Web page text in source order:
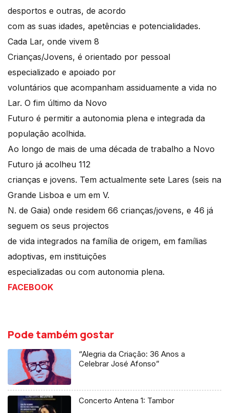
desportos e outras, de acordo
com as suas idades, apetências e potencialidades.
Cada Lar, onde vivem 8
Crianças/Jovens, é orientado por pessoal
especializado e apoiado por
voluntários que acompanham assiduamente a vida no
Lar. O fim último da Novo
Futuro é permitir a autonomia plena e integrada da
população acolhida.
Ao longo de mais de uma década de trabalho a Novo
Futuro já acolheu 112
crianças e jovens. Tem actualmente sete Lares (seis na
Grande Lisboa e um em V.
N. de Gaia) onde residem 66 crianças/jovens, e 46 já
seguem os seus projectos
de vida integrados na família de origem, em famílias
adoptivas, em instituições
especializadas ou com autonomia plena.
FACEBOOK
Pode também gostar
“Alegria da Criação: 36 Anos a
Celebrar José Afonso”
Concerto Antena 1: Tambor